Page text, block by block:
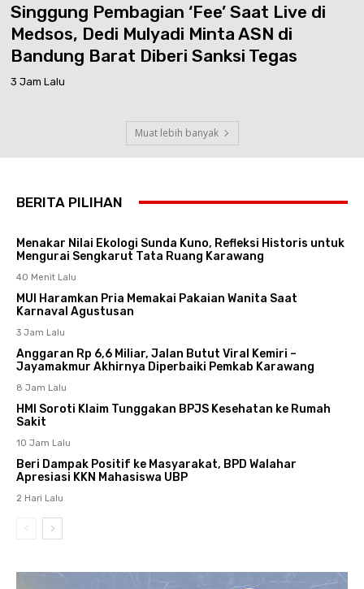
Singgung Pembagian ‘Fee’ Saat Live di
Medsos, Dedi Mulyadi Minta ASN di
Bandung Barat Diberi Sanksi Tegas
3 Jam Lalu
Muat lebih banyak
BERITA PILIHAN
Menakar Nilai Ekologi Sunda Kuno, Refleksi Historis untuk
Mengurai Sengkarut Tata Ruang Karawang
40 Menit Lalu
MUI Haramkan Pria Memakai Pakaian Wanita Saat
Karnaval Agustusan
3 Jam Lalu
Anggaran Rp 6,6 Miliar, Jalan Butut Viral Kemiri –
Jayamakmur Akhirnya Diperbaiki Pemkab Karawang
8 Jam Lalu
HMI Soroti Klaim Tunggakan BPJS Kesehatan ke Rumah
Sakit
10 Jam Lalu
Beri Dampak Positif ke Masyarakat, BPD Walahar
Apresiasi KKN Mahasiswa UBP
2 Hari Lalu